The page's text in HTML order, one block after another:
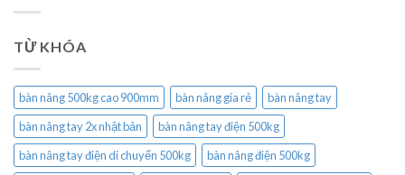
TỪ KHÓA
bàn nâng 500kg cao 900mm bàn nâng gía rẻ
bàn nâng tay
bàn nâng tay 2x nhật bản
bàn nâng tay điện 500kg
bàn nâng tay điện di chuyển 500kg
bàn nâng điện 500kg